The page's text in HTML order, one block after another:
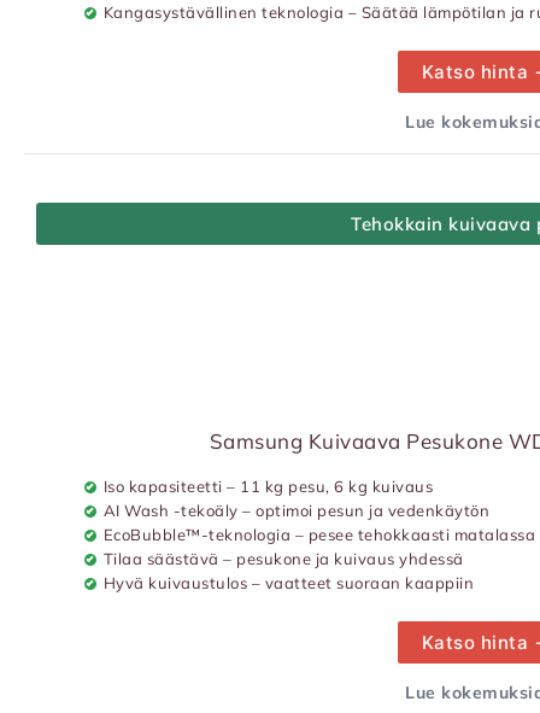
Kangasystävällinen teknologia – Säätää lämpötilan ja
Katso hinta
Lue
Tehokkain kuivaava
Samsung Kuivaava Pesukone
Iso kapasiteetti – 11 kg pesu, 6 kg kuivaus
AI Wash -tekoäly – optimoi pesun ja vedenkäytön
EcoBubble™-teknologia – pesee tehokkaasti
Tilaa säästävä – pesukone ja kuivaus yhdessä
Hyvä kuivaustulos – vaatteet suoraan kaappiin
Katso hinta
Lue